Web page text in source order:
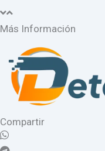
Más Información
Compartir